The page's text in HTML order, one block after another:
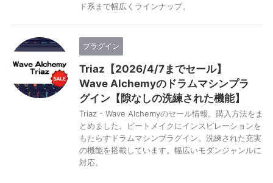
ド系まで幅広くラインナップ。
プラグイン
Triaz【2026/4/7までセール】
Wave Alchemyのドラムマシンプラ
グイン【隙なしの洗練された機能】
Triaz - Wave Alchemyのセール情報。購入方法をま
とめました。ビートメイクにインスピレーションを
もたらすドラムマシンプラグイン。洗練された充実
の機能を搭載しています。幅広いモダンジャンルに
対応。